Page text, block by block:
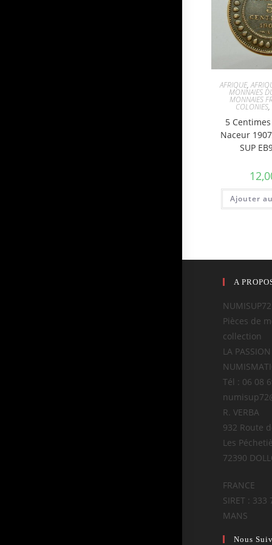
AFRIQUE,
MONNAIES
MONNAIES
COLONIES,
5
Naceur
SUP
Ajouter
A
NUMISUP72
Pièces de
collection
LA
Tél : 06 08
R. VERBA
932 Route
Les
72390
FRANCE
SIRET : 333
MANS
Nous